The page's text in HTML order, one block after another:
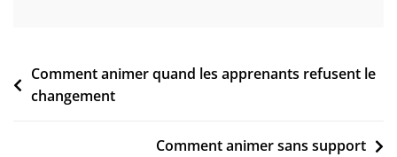
Navigation
de
Comment animer quand les apprenants refusent le
changement
Comment animer sans support